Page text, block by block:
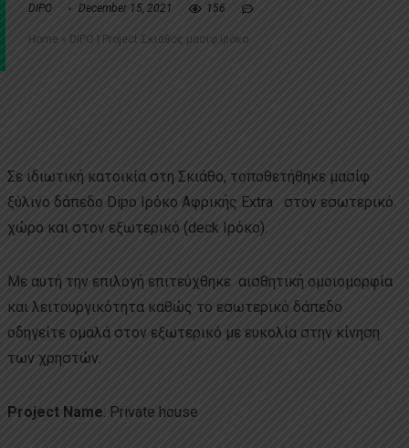
DIPO December 15, 2021 156
Home » DIPO | Project Σκιάθος μασίφ Ιρόκο
Σε ιδιωτική κατοικία στη Σκιάθο, τοποθετήθηκε μασίφ
ξύλινο δάπεδο Dipo Ιρόκο Αφρικής Extra στον εσωτερικό
χώρο και στον εξωτερικό (deck Ιρόκο).
Με αυτή την επιλογή επιτεύχθηκε αισθητική ομοιομορφία
και λειτουργικότητα καθώς το εσωτερικό δάπεδο
οδηγείτε ομαλά στον εξωτερικό με ευκολία στην κίνηση
των χρηστών.
Project Name: Private house